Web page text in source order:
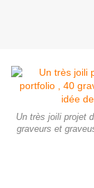
Un très joili projet
graveurs et